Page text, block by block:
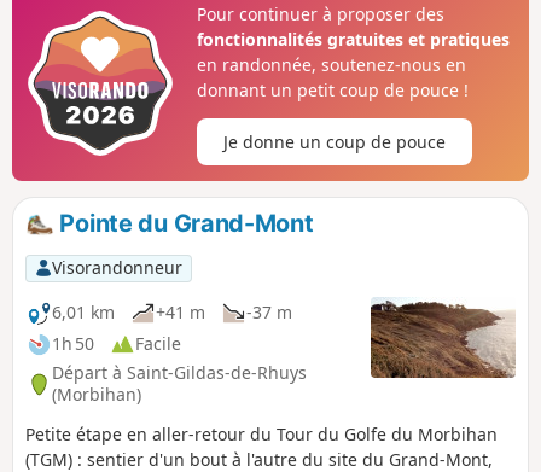
possibles ! Sentier tout le long en cas de haute mer de
grandes marées. Les jours de grands vents le trajet est très
exposé.
Pour continuer à proposer des
fonctionnalités gratuites et pratiques
en randonnée, soutenez-nous en
donnant un petit coup de pouce !
Je donne un coup de pouce
Pointe du Grand-Mont
Visorandonneur
6,01 km
+41 m
-37 m
1h 50
Facile
Départ à Saint-Gildas-de-Rhuys
(Morbihan)
Petite étape en aller-retour du Tour du Golfe du Morbihan
(TGM) : sentier d'un bout à l'autre du site du Grand-Mont,